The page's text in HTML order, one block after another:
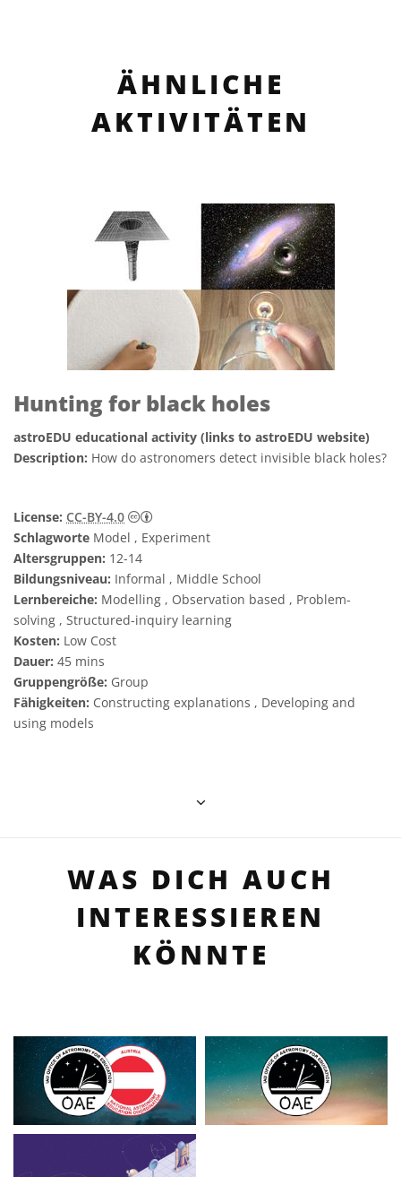
ÄHNLICHE
AKTIVITÄTEN
Hunting for black holes
astroEDU educational activity (links to astroEDU website)
Description: How do astronomers detect invisible black holes?
License: CC-BY-4.0
Creative Commons Namensnennung 4.0
Schlagworte Model , Experiment
Altersgruppen: 12-14
Bildungsniveau: Informal , Middle School
Lernbereiche: Modelling , Observation based , Problem-
solving , Structured-inquiry learning
Kosten: Low Cost
Dauer: 45 mins
Gruppengröße: Group
Fähigkeiten: Constructing explanations , Developing and
using models
WAS DICH AUCH
INTERESSIEREN
KÖNNTE